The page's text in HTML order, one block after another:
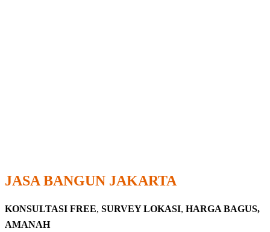
JASA BANGUN JAKARTA
KONSULTASI FREE, SURVEY LOKASI, HARGA BAGUS,
AMANAH